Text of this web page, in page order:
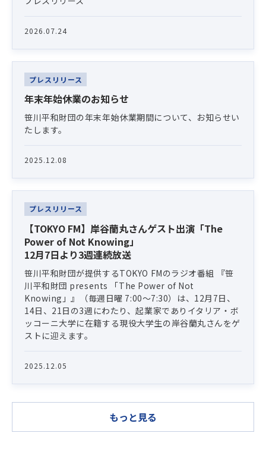
2026.07.24
プレスリリース
年末年始休業のお知らせ
笹川平和財団の年末年始休業期間について、お知らせい
たします。
2025.12.08
プレスリリース
【TOKYO FM】岸谷蘭丸さんゲスト出演「The
Power of Not Knowing」
12月7日より3週連続放送
笹川平和財団が提供するTOKYO FMのラジオ番組 『笹
川平和財団 presents 「The Power of Not
Knowing」』（毎週日曜 7:00〜7:30）は、12月7日、
14日、21日の3週にわたり、起業家でありイタリア・ボ
ッコーニ大学に在籍する現役大学生の岸谷蘭丸さんをゲ
ストに迎えます。
2025.12.05
もっと見る